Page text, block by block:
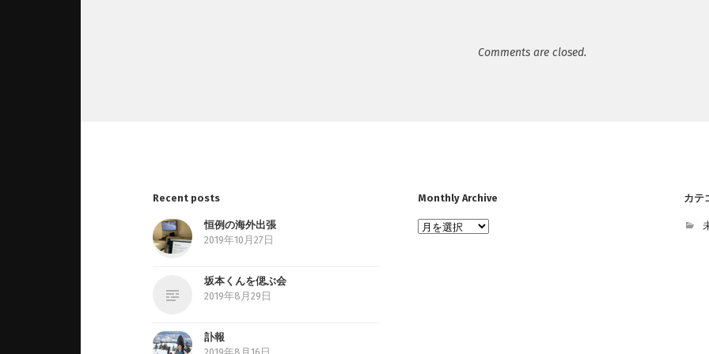
Comments are closed.
Recent posts
恒例の海外出張
2019年10月27日
坂本くんを偲ぶ会
2019年8月29日
訃報
Monthly Archive カテ